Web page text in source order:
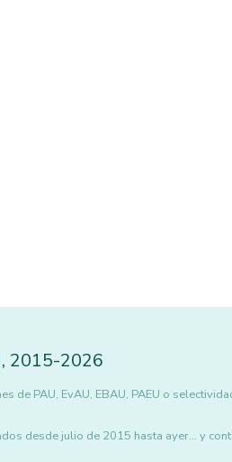
, 2015-2026
de PAU, EvAU, EBAU, PAEU o
desde julio de 2015 hasta ayer... y